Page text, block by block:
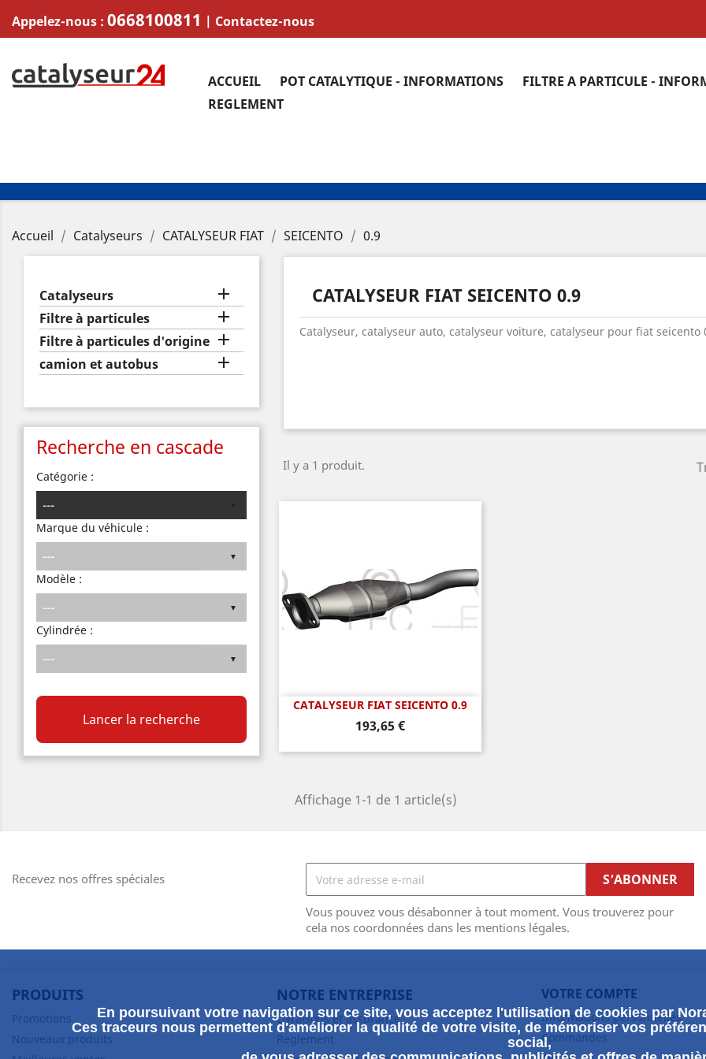
Appelez-nous : 0668100811 | Contactez-nous
ACCUEIL POT CATALYTIQUE - INFORMATIONS FILTRE A PARTICULE -
REGLEMENT
Accueil Catalyseurs CATALYSEUR FIAT SEICENTO 0.9
Catalyseurs 
Filtre à particules 
Filtre à particules d'origine 
camion et autobus 
Recherche en cascade
Catégorie :
Marque du véhicule :
Modèle :
Cylindrée :
Lancer la recherche
CATALYSEUR FIAT SEICENTO 0.9
Catalyseur, catalyseur auto, catalyseur voiture, catalyseur pour fiat seicento
Il y a 1 produit.
CATALYSEUR FIAT SEICENTO 0.9
Prix
193,65 €
Aperçu rapide
Affichage 1-1 de 1 article(s)
Recevez nos offres spéciales
Vous pouvez vous désabonner à tout moment. Vous trouverez pour
cela nos coordonnées dans les mentions légales.
PRODUITS
Promotions
Nouveaux produits
NOTRE ENTREPRISE
Livraisons et assurance
Reglement
VOTRE COMPTE
Informations personnelles
Commandes
En poursuivant votre navigation sur ce site, vous acceptez l'utilisation de cookies par
Ces traceurs nous permettent d'améliorer la qualité de votre visite, de mémoriser vos
social,